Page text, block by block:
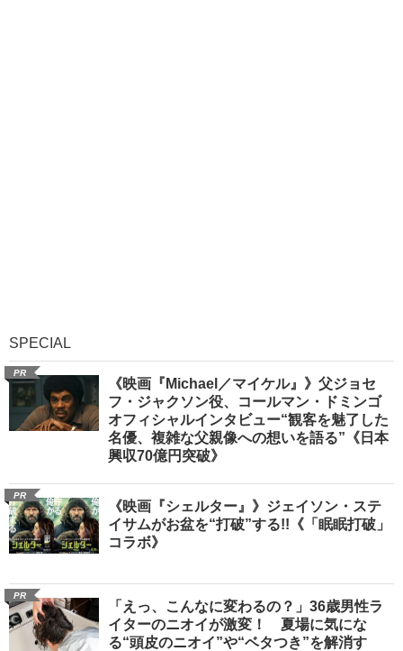
SPECIAL
PR
《映画『Michael／マイケル』》父ジョセ
フ・ジャクソン役、コールマン・ドミンゴ
オフィシャルインタビュー“観客を魅了した
名優、複雑な父親像への想いを語る”《日本
興収70億円突破》
PR
《映画『シェルター』》ジェイソン・ステ
イサムがお盆を“打破”する!!《「眠眠打破」
コラボ》
PR
「えっ、こんなに変わるの？」36歳男性ラ
イターのニオイが激変！ 夏場に気にな
る“頭皮のニオイ”や“ベタつき”を解消す